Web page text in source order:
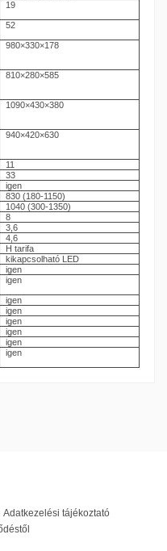
19
52
980×330×178
810×280×585
1090×430×380
940×420×630
11
33
igen
830 (180-1150)
1040 (300-1350)
8
3,6
4,6
H tarifa
kikapcsolható LED
igen
igen
igen
igen
igen
igen
igen
igen
Adatkezelési tájékoztató